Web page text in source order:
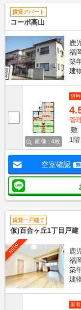
賃貸アパート
コーポ高山
鹿
福
築
建
画像 : 4枚
無
管
敷
1階
空室確認
賃貸一戸建て
仮)百合ヶ丘1丁目戸建
NEW
鹿
福
築
建
新着